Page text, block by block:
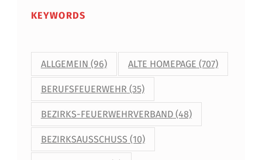
KEYWORDS
ALLGEMEIN (96) ALTE HOMEPAGE (707)
BERUFSFEUERWEHR (35)
BEZIRKS-FEUERWEHRVERBAND(48)
BEZIRKSAUSSCHUSS (10)